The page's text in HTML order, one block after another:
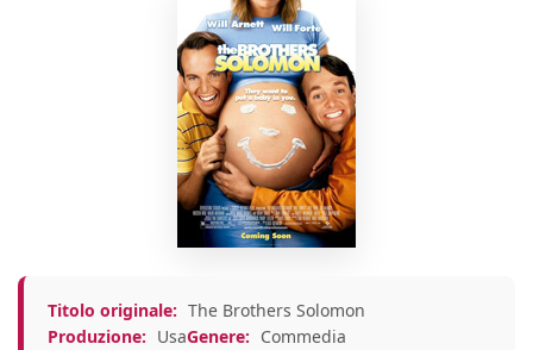
Titolo originale: The Brothers Solomon
Produzione: UsaGenere: Commedia